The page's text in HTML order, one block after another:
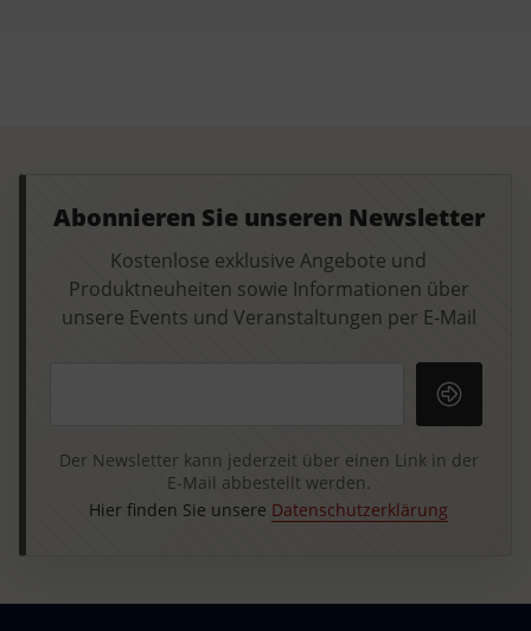
Abonnieren Sie unseren Newsletter
Kostenlose exklusive Angebote und
Produktneuheiten sowie Informationen über
unsere Events und Veranstaltungen per E-Mail
Der Newsletter kann jederzeit über einen Link in der
E-Mail abbestellt werden.
Hier finden Sie unsere Datenschutzerklärung